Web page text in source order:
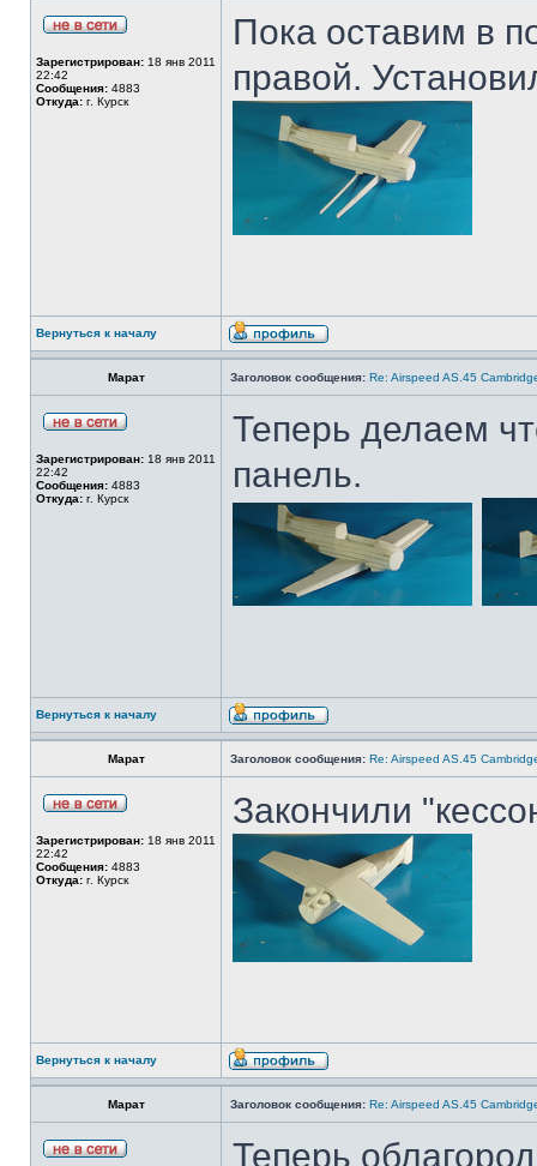
Зарегистрирован: 18 янв 2011
22:42
Сообщения: 4883
Откуда: г. Курск
Пока оставим в
правой.
Вернуться к началу
Марат Заголовок сообщения: Re: Airspeed AS.45
Зарегистрирован: 18 янв 2011
22:42
Сообщения: 4883
Откуда: г. Курск
Теперь делаем
панель.
Вернуться к началу
Марат Заголовок сообщения: Re: Airspeed AS.45
Зарегистрирован: 18 янв 2011
22:42
Сообщения: 4883
Откуда: г. Курск
Закончили
Вернуться к началу
Марат Заголовок сообщения: Re: Airspeed AS.45
Теперь